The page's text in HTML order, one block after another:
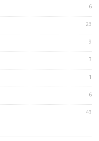
6
23
9
3
1
6
43